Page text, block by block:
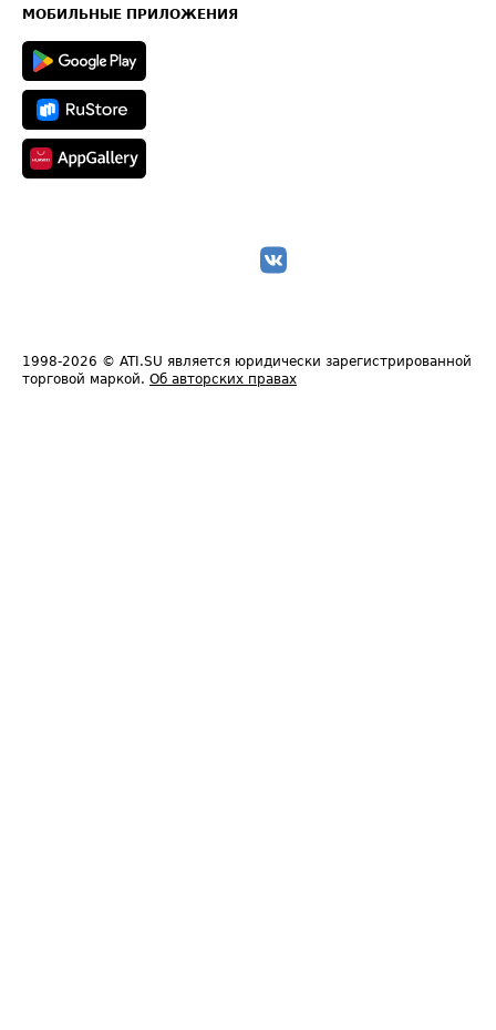
Техническая информация
МОБИЛЬНЫЕ ПРИЛОЖЕНИЯ
1998-2026 © ATI.SU является юридически зарегистрированной
торговой маркой. Об авторских правах